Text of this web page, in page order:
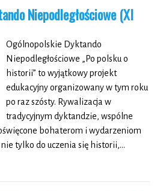
Niepodległościowe (XI
Ogólnopolskie Dyktando
Niepodległościowe „Po polsku o
historii” to wyjątkowy projekt
edukacyjny organizowany w tym roku
po raz szósty. Rywalizacja w
tradycyjnym dyktandzie, wspólne
bohaterom i wydarzeniom
tylko do uczenia się historii,…